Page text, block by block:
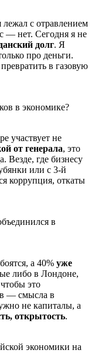
с отравлением
— нет. Сегодня я не
долг. Я
про деньги.
в газовую
в экономике?
участвует не
от генерала, это
Везде, где бизнесу
или с 3-й
коррупция, откаты
в
а 40% уже
либо в Лондоне,
это
— смысла в
не капиталы, а
открытость.
экономики на